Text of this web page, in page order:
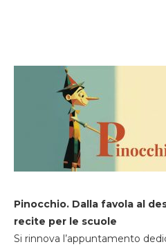
Pinocchio. Dalla favola al
recite per le scuole
Si rinnova l’appuntamento